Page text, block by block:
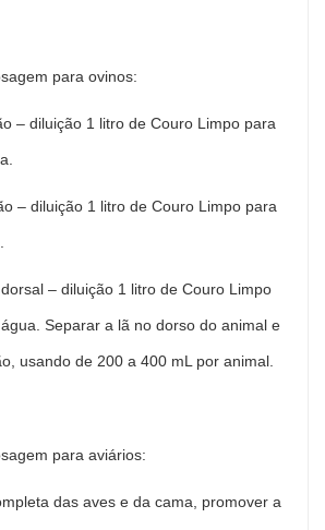
para ovinos:
– diluição 1 litro de Couro Limpo para
– diluição 1 litro de Couro Limpo para
– diluição 1 litro de Couro Limpo
Separar a lã no dorso do animal e
usando de 200 a 400 mL por animal.
para aviários:
das aves e da cama, promover a